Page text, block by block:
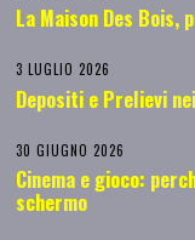
La Maison Des Bois,
3 LUGLIO 2026
Depositi e Prelievi
30 GIUGNO 2026
Cinema e gioco:
schermo